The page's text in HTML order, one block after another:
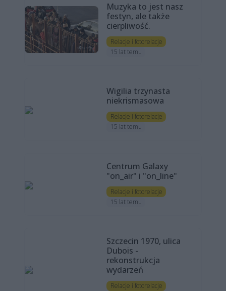
Muzyka to jest nasz
festyn, ale także
cierpliwość.
Relacje i fotorelacje
15 lat temu
Wigilia trzynasta
niekrismasowa
Relacje i fotorelacje
15 lat temu
Centrum Galaxy
"on_air" i "on_line"
Relacje i fotorelacje
15 lat temu
Szczecin 1970, ulica
Dubois -
rekonstrukcja
wydarzeń
Relacje i fotorelacje